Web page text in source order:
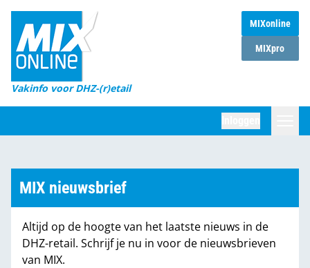
MIXonline
MIXpro
Vakinfo voor DHZ-(r)etail
Home
Magazines
DHZ Sessie
Marktcijfers
Partners
MIX nieuwsbrief
Altijd op de hoogte van het laatste nieuws in de
DHZ-retail. Schrijf je nu in voor de nieuwsbrieven
van MIX.